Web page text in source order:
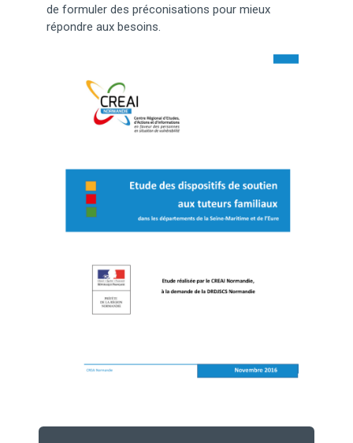
de formuler des préconisations pour mieux
répondre aux besoins.